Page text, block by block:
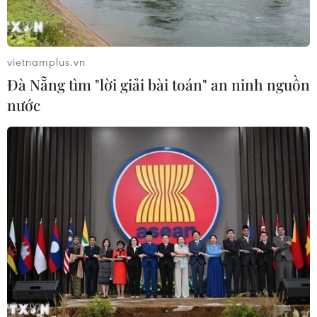
CƠ QUAN CHỦ QUẢN: THÔNG TẤN XÃ VIỆT NAM
Tổng Biên tập: TRẦN TIẾN DUẨN
Phó Tổng Biên tập: NGUYỄN THỊ TÁM, KHÚC THANH
THỦY
Sở hữu trí tuệ
Quy định sử dụng
Hỗ trợ
TTXVN
Quảng cáo
Liên hệ
Giấy phép số: 1374/GP-BTTTT do Bộ Thông tin và Truyền thông
vietnamplus.vn
Đà Nẵng tìm "lời giải bài toán" an ninh nguồn
nước